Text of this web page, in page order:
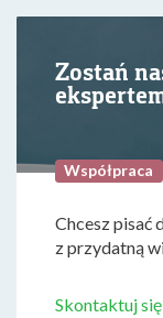
Zostań
Współpraca
Chcesz pisać
z przydatną
Skontaktuj